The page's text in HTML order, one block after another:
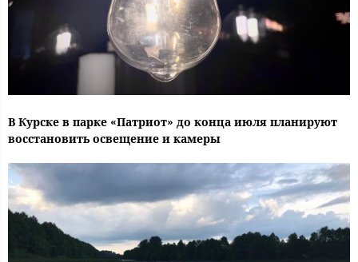
В Курске в парке «Патриот» до конца июля планируют
восстановить освещение и камеры